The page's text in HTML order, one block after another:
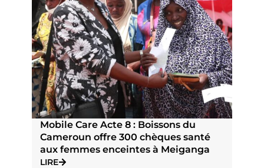
Mobile Care Acte 8 : Boissons du
Cameroun offre 300 chèques santé
aux femmes enceintes à Meiganga
LIRE